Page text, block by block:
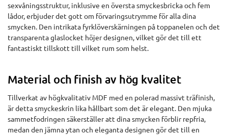
sexvåningsstruktur, inklusive en översta smyckesbricka och fem
lådor, erbjuder det gott om förvaringsutrymme för alla dina
smycken. Den intrikata fyrklöverskärningen på toppanelen och det
transparenta glaslocket höjer designen, vilket gör det till ett
fantastiskt tillskott till vilket rum som helst.
Material och finish av hög kvalitet
Tillverkat av högkvalitativ MDF med en polerad massivt träfinish,
är detta smyckeskrin lika hållbart som det är elegant. Den mjuka
sammetfodringen säkerställer att dina smycken förblir repfria,
medan den jämna ytan och eleganta designen gör det till en